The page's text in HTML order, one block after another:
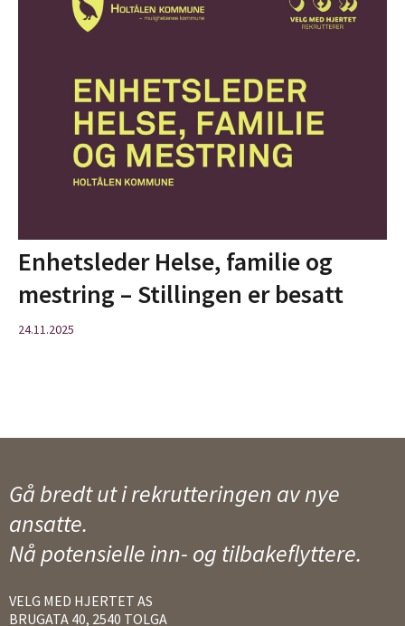
Enhetsleder Helse, familie og
mestring – Stillingen er besatt
24.11.2025
Gå bredt ut i rekrutteringen av nye
ansatte.
Nå potensielle inn- og tilbakeflyttere.
VELG MED HJERTET AS
BRUGATA 40, 2540 TOLGA